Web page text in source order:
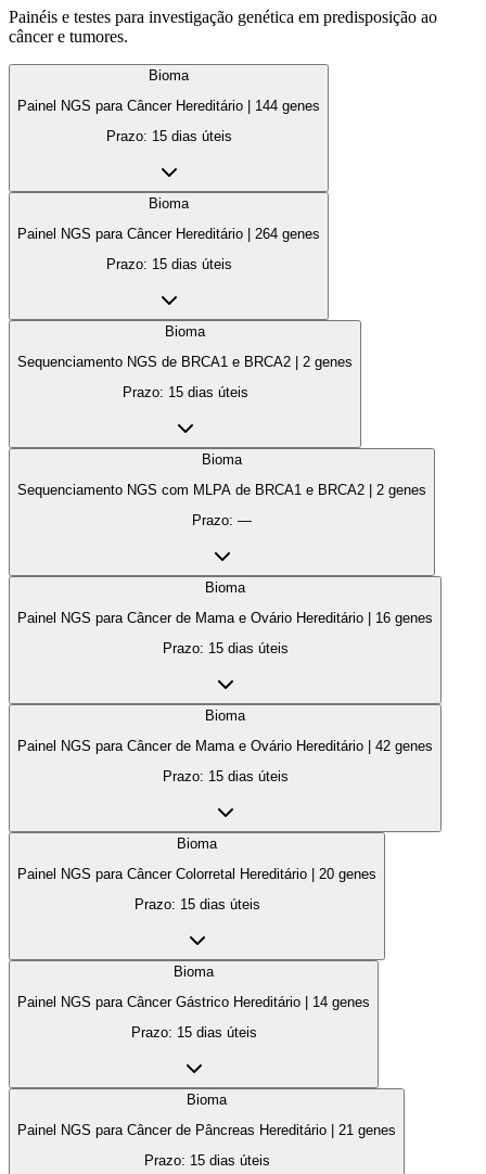
Painéis e testes para investigação genética em predisposição ao
câncer e tumores.
Bioma
Painel NGS para Câncer Hereditário
144 genes
Prazo: 15 dias úteis
Bioma
Painel NGS para Câncer Hereditário
264 genes
Prazo: 15 dias úteis
Bioma
Sequenciamento NGS de BRCA1 e BRCA2
2 genes
Prazo: 15 dias úteis
Bioma
Sequenciamento NGS com MLPA de BRCA1 e BRCA2
2 genes
Prazo: —
Bioma
Painel NGS para Câncer de Mama e Ovário Hereditário
16 genes
Prazo: 15 dias úteis
Bioma
Painel NGS para Câncer de Mama e Ovário Hereditário
42 genes
Prazo: 15 dias úteis
Bioma
Painel NGS para Câncer Colorretal Hereditário
20 genes
Prazo: 15 dias úteis
Bioma
Painel NGS para Câncer Gástrico Hereditário
14 genes
Prazo: 15 dias úteis
Bioma
Painel NGS para Câncer de Pâncreas Hereditário
21 genes
Prazo: 15 dias úteis